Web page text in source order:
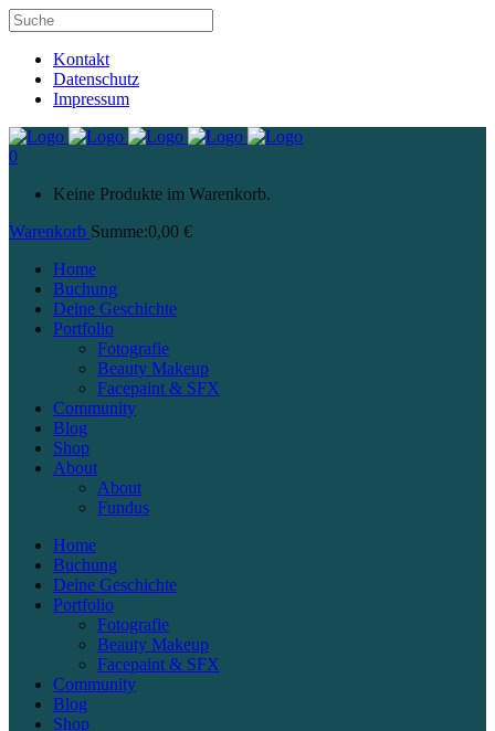
Kontakt
Datenschutz
Impressum
0
Keine Produkte im Warenkorb.
Warenkorb Summe:0,00 €
Home
Buchung
Deine Geschichte
Portfolio
Fotografie
Beauty Makeup
Facepaint & SFX
Community
Blog
Shop
About
About
Fundus
Home
Buchung
Deine Geschichte
Portfolio
Fotografie
Beauty Makeup
Facepaint & SFX
Community
Blog
Shop